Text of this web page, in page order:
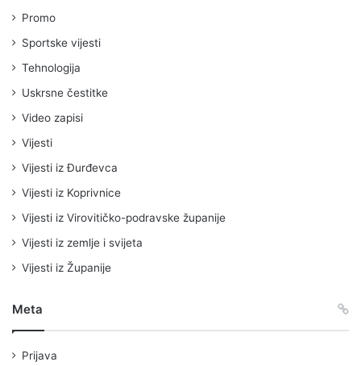
Promo
Sportske vijesti
Tehnologija
Uskrsne čestitke
Video zapisi
Vijesti
Vijesti iz Đurđevca
Vijesti iz Koprivnice
Vijesti iz Virovitičko-podravske županije
Vijesti iz zemlje i svijeta
Vijesti iz Županije
Meta
Prijava